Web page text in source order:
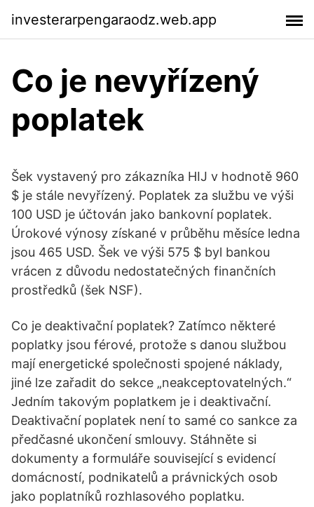
investerarpengaraodz.web.app
Co je nevyřízený
poplatek
Šek vystavený pro zákazníka HIJ v hodnotě 960
$ je stále nevyřízený. Poplatek za službu ve výši
100 USD je účtován jako bankovní poplatek.
Úrokové výnosy získané v průběhu měsíce ledna
jsou 465 USD. Šek ve výši 575 $ byl bankou
vrácen z důvodu nedostatečných finančních
prostředků (šek NSF).
Co je deaktivační poplatek? Zatímco některé
poplatky jsou férové, protože s danou službou
mají energetické společnosti spojené náklady,
jiné lze zařadit do sekce „neakceptovatelných.“
Jedním takovým poplatkem je i deaktivační.
Deaktivační poplatek není to samé co sankce za
předčasné ukončení smlouvy. Stáhněte si
dokumenty a formuláře související s evidencí
domácností, podnikatelů a právnických osob
jako poplatníků rozhlasového poplatku.